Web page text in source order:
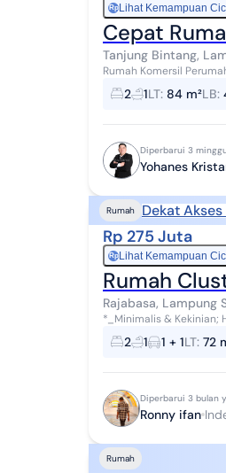
RpLihat Kemampuan
Tanjung Bintang,
Rumah Komersil Perumahan Villa
2 1LT: 84 m²LB:
Diperbarui 3
Yohanes
Rumah Dekat
Rp 275 Juta
RpLihat Kemampuan
Rumah
Rajabasa, Lampung
*_Minimalis & Kekinian; Harga
Lamsel (Perbatasan
2 1 1 + 1LT: 72
Diperbarui 3 bulan
Ronny ifan
Rumah